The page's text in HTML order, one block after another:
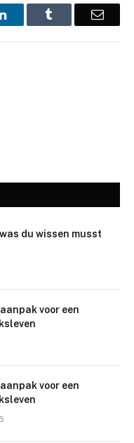
LinkedIn Email
du wissen musst
voor een
voor een